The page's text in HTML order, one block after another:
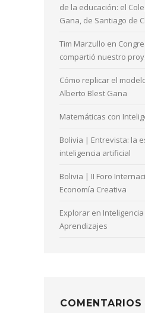
de la educación: el
Gana, de Santiago de
Tim Marzullo en
compartió nuestro
Cómo replicar el
Alberto Blest Gana
Matemáticas con
Bolivia | Entrevista: la
inteligencia artificial
Bolivia | II Foro
Economía Creativa
Explorar en
Aprendizajes
COMENTARIOS